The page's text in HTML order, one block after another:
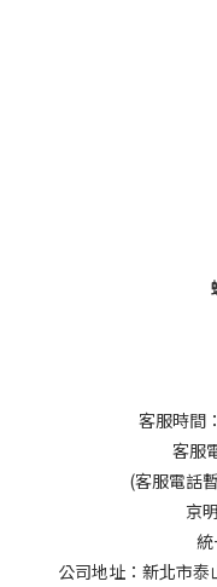
客服時間
客服
(客服電話
京
公司地址：新北市泰